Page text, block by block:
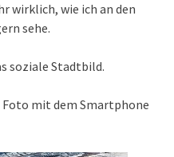
wirklich, wie ich an den
sehe.
soziale Stadtbild.
Foto mit dem Smartphone